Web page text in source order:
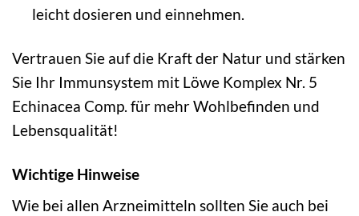
leicht dosieren und einnehmen.
Vertrauen Sie auf die Kraft der Natur und stärken
Sie Ihr Immunsystem mit Löwe Komplex Nr. 5
Echinacea Comp. für mehr Wohlbefinden und
Lebensqualität!
Wichtige Hinweise
Wie bei allen Arzneimitteln sollten Sie auch bei